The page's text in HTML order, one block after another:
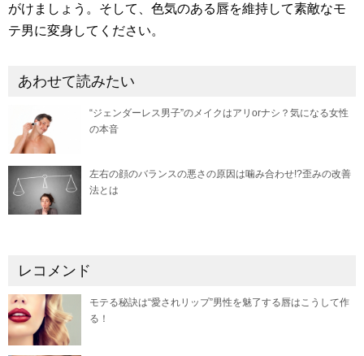
がけましょう。そして、色気のある唇を維持して素敵なモ
テ男に変身してください。
あわせて読みたい
“ジェンダーレス男子”のメイクはアリorナシ？気になる女性
の本音
左右の顔のバランスの悪さの原因は噛み合わせ!?歪みの改善
法とは
レコメンド
モテる秘訣は“愛されリップ”男性を魅了する唇はこうして作
る！